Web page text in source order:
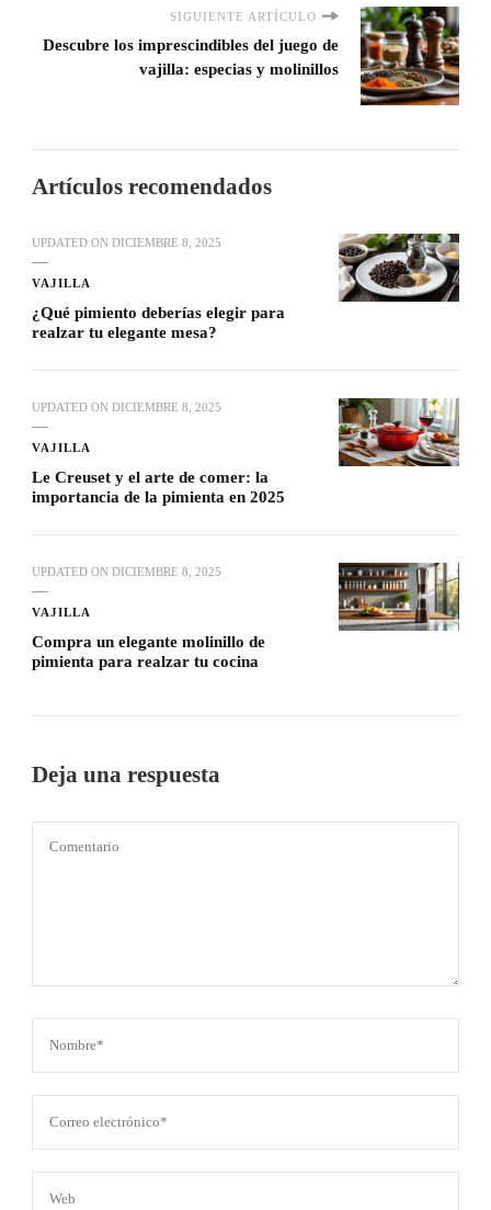
SIGUIENTE ARTÍCULO
Descubre los imprescindibles del juego de
vajilla: especias y molinillos
Artículos recomendados
UPDATED ON DICIEMBRE 8, 2025
VAJILLA
¿Qué pimiento deberías elegir para
realzar tu elegante mesa?
UPDATED ON DICIEMBRE 8, 2025
VAJILLA
Le Creuset y el arte de comer: la
importancia de la pimienta en 2025
UPDATED ON DICIEMBRE 8, 2025
VAJILLA
Compra un elegante molinillo de
pimienta para realzar tu cocina
Deja una respuesta